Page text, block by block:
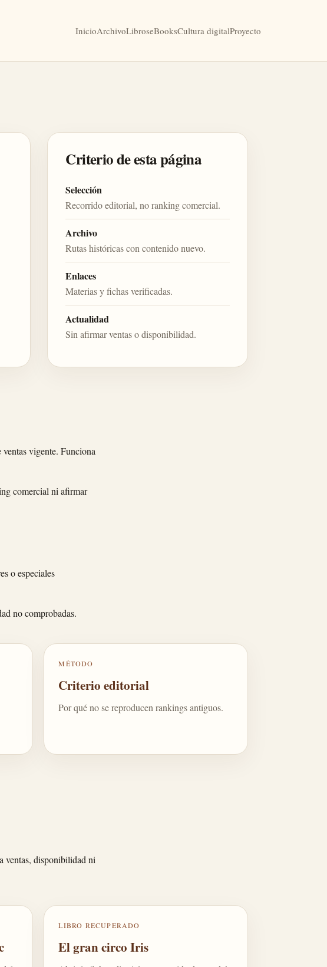
InicioArchivoLibroseBooksCultura digitalProyecto
Criterio de esta página
Selección
Recorrido editorial, no ranking comercial.
Archivo
Rutas históricas con contenido nuevo.
Enlaces
Materias y fichas verificadas.
Actualidad
Sin afirmar ventas o disponibilidad.
vigente. Funciona
comercial ni afirmar
o especiales
no comprobadas.
MÉTODO
Criterio editorial
Por qué no se reproducen rankings antiguos.
ventas, disponibilidad ni
LIBRO RECUPERADO
El gran circo Iris